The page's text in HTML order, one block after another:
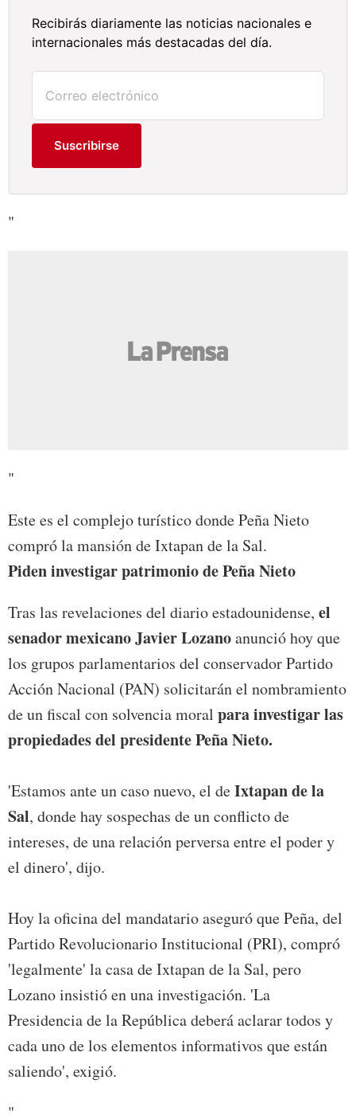
Recibirás diariamente las noticias nacionales e
internacionales más destacadas del día.
Suscribirse
"
"
Este es el complejo turístico donde Peña Nieto
compró la mansión de Ixtapan de la Sal.
Piden investigar patrimonio de Peña Nieto
Tras las revelaciones del diario estadounidense, el
senador mexicano Javier Lozanoanunció hoy que
los grupos parlamentarios del conservador Partido
Acción Nacional (PAN) solicitarán el nombramiento
de un fiscal con solvencia moral para investigar las
propiedades del presidente Peña Nieto.
'Estamos ante un caso nuevo, el deIxtapan de la
Sal, donde hay sospechas de un conflicto de
intereses, de una relación perversa entre el poder y
el dinero', dijo.
Hoy la oficina del mandatario aseguró que Peña, del
Partido Revolucionario Institucional (PRI), compró
'legalmente' la casa de Ixtapan de la Sal, pero
Lozano insistió en una investigación. 'La
Presidencia de la República deberá aclarar todos y
cada uno de los elementos informativos que están
saliendo', exigió.
"